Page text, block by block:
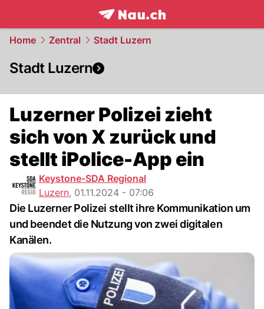
frontpage.NAU.ch
Home Zentral Stadt Luzern
Stadt Luzern
Luzerner Polizei zieht
sich von X zurück und
stellt iPolice-App ein
Keystone-SDA Regional
Luzern, 01.11.2024 - 07:06
Die Luzerner Polizei stellt ihre Kommunikation um
und beendet die Nutzung von zwei digitalen
Kanälen.